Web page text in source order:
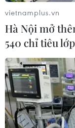
#Phạm Thị Huệ
#Đoàn Thể thao
vietnamplus.vn
Hà Nội mở
540 chỉ tiêu